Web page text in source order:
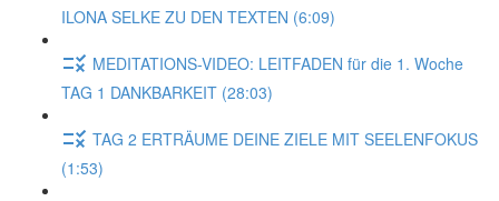
ILONA SELKE ZU DEN TEXTEN (6:09)
MEDITATIONS-VIDEO: LEITFADEN für die 1. Woche
TAG 1 DANKBARKEIT (28:03)
TAG 2 ERTRÄUME DEINE ZIELE MIT SEELENFOKUS
(1:53)